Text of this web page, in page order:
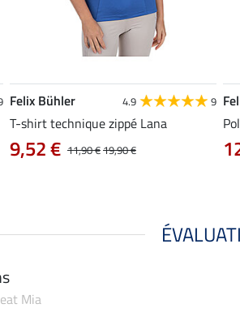
Felix Bühler 4.9 9
T-shirt technique zippé Lana
11,90 €19,90 €
9,52 €
Mia